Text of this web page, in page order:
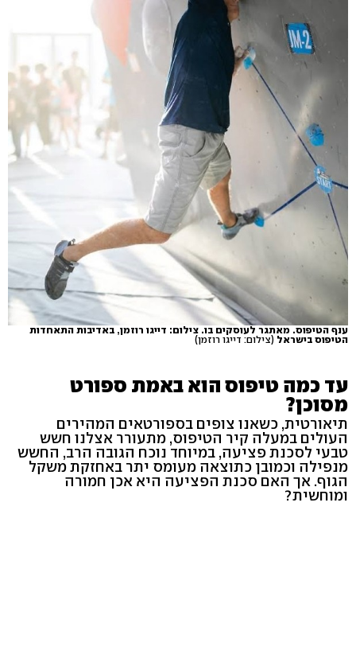
ענף הטיפוס. מאתגר לעוסקים בו. צילום: דייגו רוזמן, באדיבות התאחדות
הטיפוס בישראל (צילום: דייגו רוזמן)
עד כמה טיפוס הוא באמת ספורט
מסוכן?
תיאורטית, כשאנו צופים בספורטאים המהירים
העולים במעלה קיר הטיפוס, מתעורר אצלנו חשש
טבעי לסכנת פציעה, במיוחד נוכח הגובה הרב, החשש
מנפילה וכמובן כתוצאה מעומס יתר באחזקת משקל
הגוף. אך האם סכנת הפציעה היא אכן חמורה
ומוחשית?